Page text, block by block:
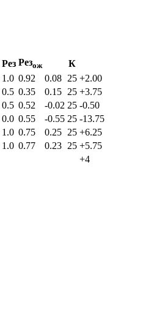
Рез Резож
К
1.0 0.92 0.08 25 +2.00
0.5 0.35 0.15 25 +3.75
0.5 0.52 -0.02 25 -0.50
0.0 0.55 -0.55 25 -13.75
1.0 0.75 0.25 25 +6.25
1.0 0.77 0.23 25 +5.75
+4